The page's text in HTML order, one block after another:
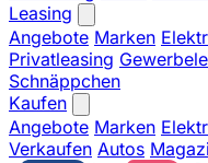
Leasing
Angebote Marken
Privatleasing
Schnäppchen
Kaufen
Angebote Marken
Verkaufen Autos